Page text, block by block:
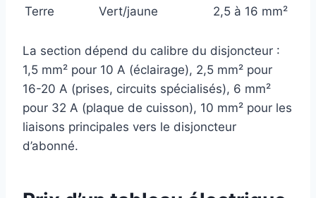
Terre
Vert/jaune 2,5 à 16 mm²
La section dépend du calibre du disjoncteur :
1,5 mm² pour 10 A (éclairage), 2,5 mm² pour
16-20 A (prises, circuits spécialisés), 6 mm²
pour 32 A (plaque de cuisson), 10 mm² pour les
liaisons principales vers le disjoncteur
d’abonné.